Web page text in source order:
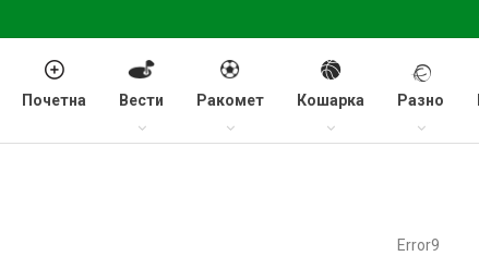
Почетна Вести Ракомет Кошарка Разно
Error9